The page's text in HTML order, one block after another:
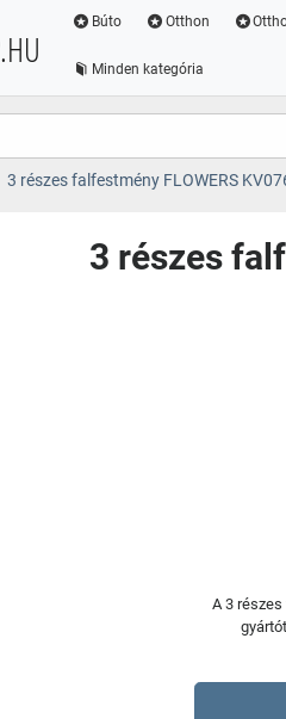
Búto Otthon
Minden kategória
3 részes falfestmény FLOWERS
3 részes
A 3